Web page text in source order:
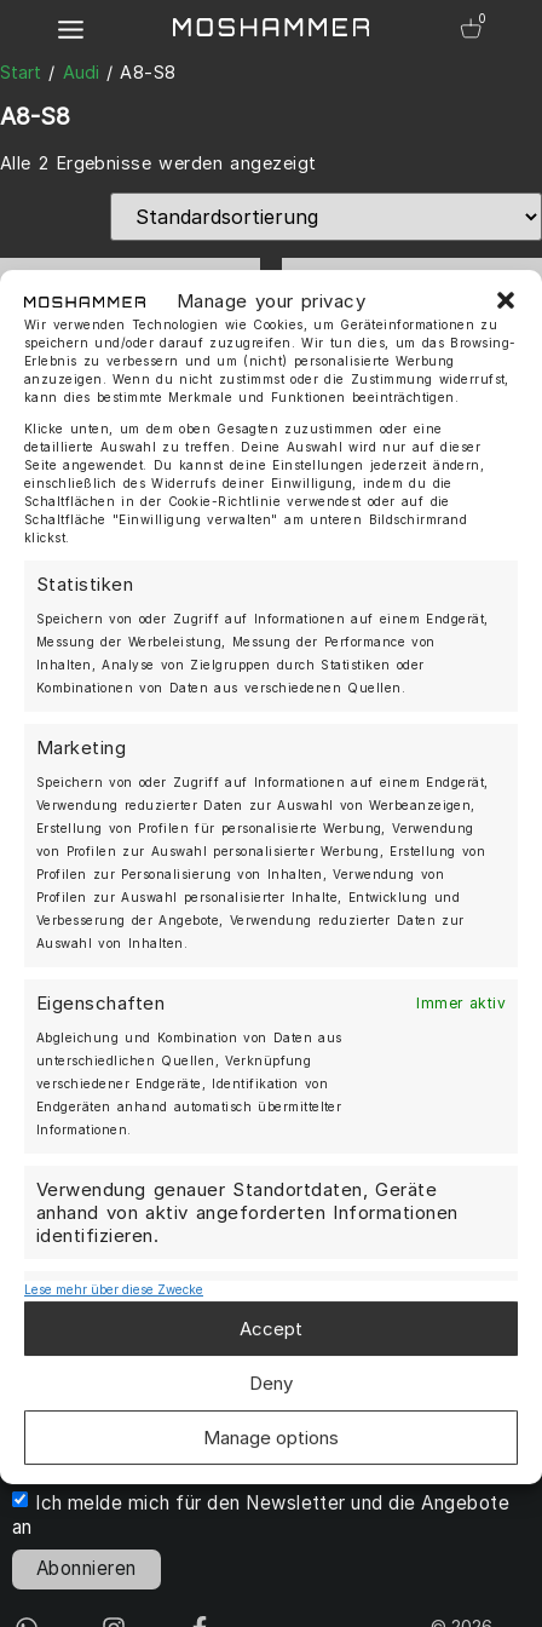
Manage your privacy
Wir verwenden Technologien wie Cookies, um Geräteinformationen zu
speichern und/oder darauf zuzugreifen. Wir tun dies, um das Browsing-
Erlebnis zu verbessern und um (nicht) personalisierte Werbung
anzuzeigen. Wenn du nicht zustimmst oder die Zustimmung widerrufst,
kann dies bestimmte Merkmale und Funktionen beeinträchtigen.
Klicke unten, um dem oben Gesagten zuzustimmen oder eine
detaillierte Auswahl zu treffen. Deine Auswahl wird nur auf dieser
Seite angewendet. Du kannst deine Einstellungen jederzeit ändern,
einschließlich des Widerrufs deiner Einwilligung, indem du die
Schaltflächen in der Cookie-Richtlinie verwendest oder auf die
Schaltfläche "Einwilligung verwalten" am unteren Bildschirmrand
klickst.
Statistiken
Speichern von oder Zugriff auf Informationen auf einem Endgerät,
Messung der Werbeleistung, Messung der Performance von
Inhalten, Analyse von Zielgruppen durch Statistiken oder
Kombinationen von Daten aus verschiedenen Quellen.
Marketing
Speichern von oder Zugriff auf Informationen auf einem Endgerät,
Verwendung reduzierter Daten zur Auswahl von Werbeanzeigen,
Erstellung von Profilen für personalisierte Werbung, Verwendung
von Profilen zur Auswahl personalisierter Werbung, Erstellung von
Profilen zur Personalisierung von Inhalten, Verwendung von
Profilen zur Auswahl personalisierter Inhalte, Entwicklung und
Verbesserung der Angebote, Verwendung reduzierter Daten zur
Auswahl von Inhalten.
Eigenschaften Immer aktiv
Abgleichung und Kombination von Daten aus
unterschiedlichen Quellen, Verknüpfung
verschiedener Endgeräte, Identifikation von
Endgeräten anhand automatisch übermittelter
Informationen.
Verwendung genauer Standortdaten, Geräte
anhand von aktiv angeforderten Informationen
identifizieren.
Gewährleistung der Sicherheit,
Verhinderung und Aufdeckung von
Betrug und Fehlerbehebung,
Bereitstellung und Anzeige von
Werbung und Inhalten, Ihre
Entscheidungen zum Datenschutz
speichern und übermitteln.
Lese mehr über diese Zwecke
Accept
Deny
Manage options
0
Start / Audi / A8-S8
A8-S8
Alle 2 Ergebnisse werden angezeigt
Moshammer Heckdiffusor Für
Audi A8 / S8
800,00€
Moshammer Aufklebersatz
15,00
BERLIN, DEUTSCHLAND
+49 (0)30 25 20 27 07
SHOP
Forged Felgen
Streetwear
Über uns
Galerie
Blog
English
Mein Konto
Kontakt
Datenschutzrichtlinie
Cookie-Richtlinie
Impressum
Ich melde mich für den Newsletter und die Angebote
an
Abonnieren